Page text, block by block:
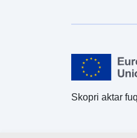
Skopri aktar fuq